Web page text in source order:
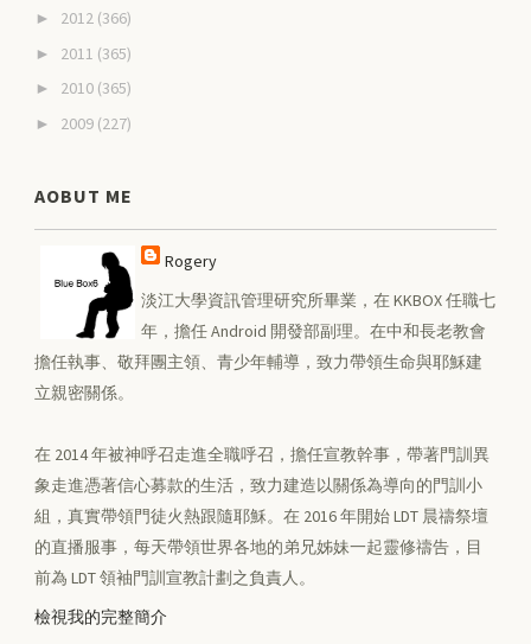
► 2012 (366)
► 2011 (365)
► 2010 (365)
► 2009 (227)
AOBUT ME
Rogery
淡江大學資訊管理研究所畢業，在 KKBOX 任職七
年，擔任 Android 開發部副理。在中和長老教會
擔任執事、敬拜團主領、青少年輔導，致力帶領生命與耶穌建
立親密關係。
在 2014 年被神呼召走進全職呼召，擔任宣教幹事，帶著門訓異
象走進憑著信心募款的生活，致力建造以關係為導向的門訓小
組，真實帶領門徒火熱跟隨耶穌。在 2016 年開始 LDT 晨禱祭壇
的直播服事，每天帶領世界各地的弟兄姊妹一起靈修禱告，目
前為 LDT 領袖門訓宣教計劃之負責人。
檢視我的完整簡介